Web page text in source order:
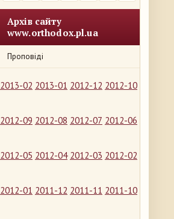
Архів сайту
www.orthodox.pl.ua
Проповіді
2013-02 2013-01 2012-12 2012-10
2012-09 2012-08 2012-07 2012-06
2012-05 2012-04 2012-03 2012-02
2012-01 2011-12 2011-11 2011-10